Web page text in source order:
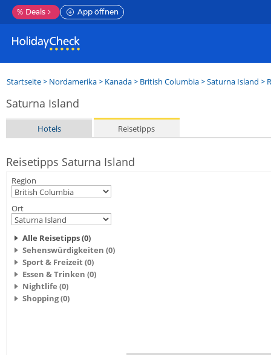
% Deals App öffnen
Startseite> Nordamerika> Kanada> British Columbia>Saturna Island >
Saturna Island
Hotels Reisetipps
Reisetipps Saturna Island
Region
Ort
Alle Reisetipps (0)
Sehenswürdigkeiten (0)
Sport & Freizeit (0)
Essen & Trinken (0)
Nightlife (0)
Shopping (0)